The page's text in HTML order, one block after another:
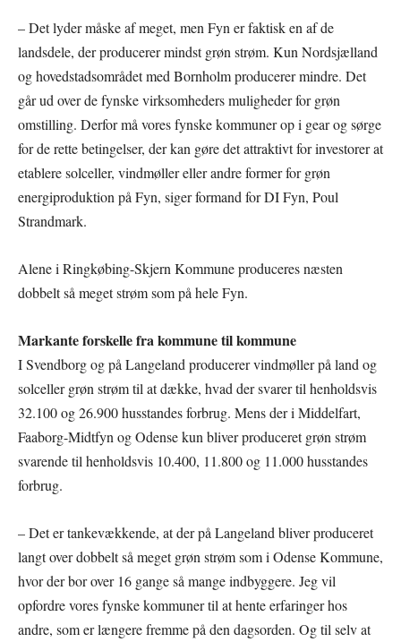
– Det lyder måske af meget, men Fyn er faktisk en af de
landsdele, der producerer mindst grøn strøm. Kun Nordsjælland
og hovedstadsområdet med Bornholm producerer mindre. Det
går ud over de fynske virksomheders muligheder for grøn
omstilling. Derfor må vores fynske kommuner op i gear og sørge
for de rette betingelser, der kan gøre det attraktivt for investorer at
etablere solceller, vindmøller eller andre former for grøn
energiproduktion på Fyn, siger formand for DI Fyn, Poul
Strandmark.
Alene i Ringkøbing-Skjern Kommune produceres næsten
dobbelt så meget strøm som på hele Fyn.
Markante forskelle fra kommune til kommune
I Svendborg og på Langeland producerer vindmøller på land og
solceller grøn strøm til at dække, hvad der svarer til henholdsvis
32.100 og 26.900 husstandes forbrug. Mens der i Middelfart,
Faaborg-Midtfyn og Odense kun bliver produceret grøn strøm
svarende til henholdsvis 10.400, 11.800 og 11.000 husstandes
forbrug.
– Det er tankevækkende, at der på Langeland bliver produceret
langt over dobbelt så meget grøn strøm som i Odense Kommune,
hvor der bor over 16 gange så mange indbyggere. Jeg vil
opfordre vores fynske kommuner til at hente erfaringer hos
andre, som er længere fremme på den dagsorden. Og til selv at